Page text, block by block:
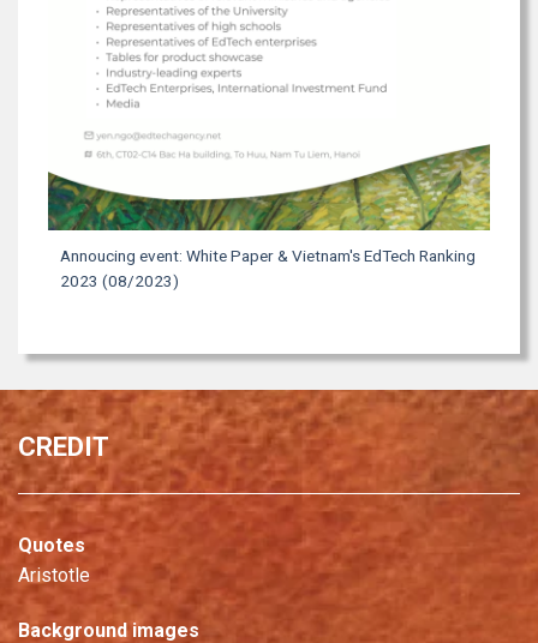
Annoucing event: White Paper & Vietnam's EdTech Ranking
2023 (08/2023)
CREDIT
Quotes
Aristotle
Background images